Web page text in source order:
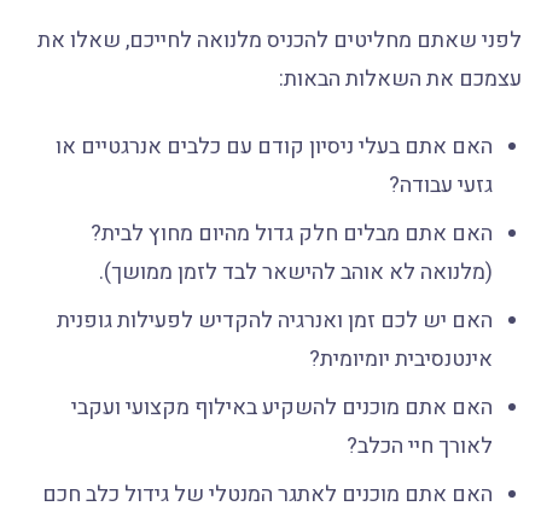
לפני שאתם מחליטים להכניס מלנואה לחייכם, שאלו את
עצמכם את השאלות הבאות:
האם אתם בעלי ניסיון קודם עם כלבים אנרגטיים או
גזעי עבודה?
האם אתם מבלים חלק גדול מהיום מחוץ לבית?
(מלנואה לא אוהב להישאר לבד לזמן ממושך).
האם יש לכם זמן ואנרגיה להקדיש לפעילות גופנית
אינטנסיבית יומיומית?
האם אתם מוכנים להשקיע באילוף מקצועי ועקבי
לאורך חיי הכלב?
האם אתם מוכנים לאתגר המנטלי של גידול כלב חכם